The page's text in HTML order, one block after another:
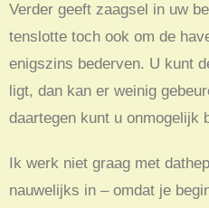
Verder geeft zaagsel in uw
tenslotte toch ook om de
enigszins bederven. U kunt
ligt, dan kan er weinig
daartegen kunt u onmogelijk
Ik werk niet graag met
nauwelijks in – omdat je